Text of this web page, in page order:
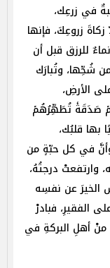
في زرعِك،
زروعِكَ، فإنها
للرزق قبل أن
شُحِّها، وتُبارَك
الأرضِ،
صَدَقَةٗ تُطَهِّرُهُمۡ
بها قلبُك،
وأنَّ في كل حبّةٍ من
وارتفعتْ درجتُهُ،
الخيرَ عن نفسِه
الفقيرِ، فبادرْ
منْ أهلِ البركةِ في